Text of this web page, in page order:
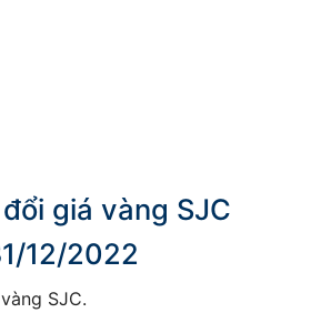
giá vàng SJC
12/2022
SJC.